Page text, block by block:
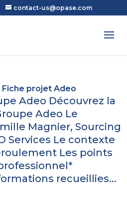
contact-us@opase.com
Fiche projet Adeo
Adeo Découvrez la
Adeo Le
Magnier, Sourcing
Services Le contexte
Les points
recueillies...